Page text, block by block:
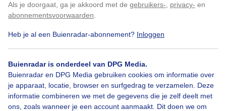
Als je doorgaat, ga je akkoord met de gebruikers- privacy- en
abonnementsvoorwaarden
Heb je al een Buienradar-abonnement? Inloggen
Buienradar is onderdeel van DPG Media.
Buienradar en DPG Media gebruiken cookies om informatie over
je apparaat, locatie, browser en surfgedrag te verzamelen. Deze
informatie combineren we met de gegevens die je zelf deelt met
ons, zoals wanneer je een account aanmaakt. Dit doen we om
Legenda
03:00 11:00 19:00
Klik hierom dit aan te passen